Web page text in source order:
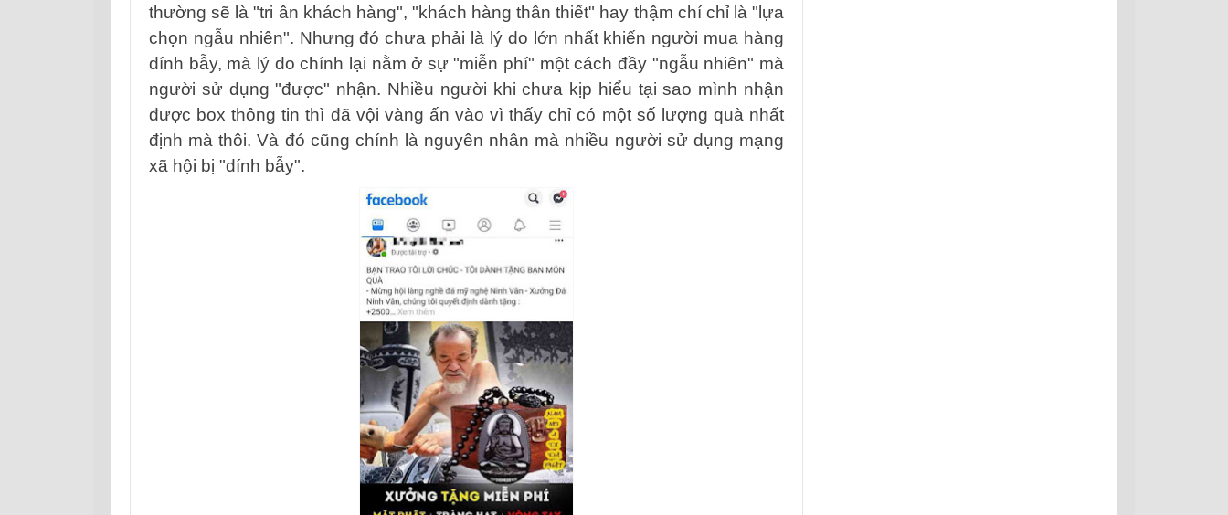
thường sẽ là "tri ân khách hàng", "khách hàng thân thiết" hay thậm chí chỉ là "lựa
chọn ngẫu nhiên". Nhưng đó chưa phải là lý do lớn nhất khiến người mua hàng
dính bẫy, mà lý do chính lại nằm ở sự "miễn phí" một cách đầy "ngẫu nhiên" mà
người sử dụng "được" nhận. Nhiều người khi chưa kịp hiểu tại sao mình nhận
được box thông tin thì đã vội vàng ấn vào vì thấy chỉ có một số lượng quà nhất
định mà thôi. Và đó cũng chính là nguyên nhân mà nhiều người sử dụng mạng
xã hội bị "dính bẫy".